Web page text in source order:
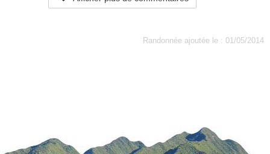
Randonnée ajoutée le : 01/05/2014